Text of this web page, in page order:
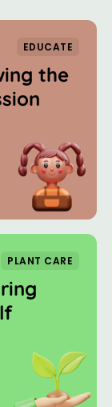
EDUCATE
the
PLANT CARE